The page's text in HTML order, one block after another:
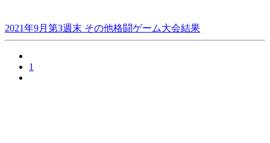
2021年9月第3週末 その他格闘ゲーム大会結果
1